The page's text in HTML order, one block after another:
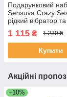
Подарунковий
Sensuva Crazy
рідкий вібратор та
охолоджувальні
1 115 ₴ 1 239 ₴
Купити
Акційні
–10%